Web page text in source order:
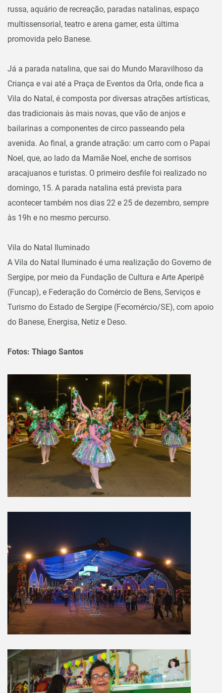
russa, aquário de recreação, paradas natalinas, espaço
multissensorial, teatro e arena gamer, esta última
promovida pelo Banese.
Já a parada natalina, que sai do Mundo Maravilhoso da
Criança e vai até a Praça de Eventos da Orla, onde fica a
Vila do Natal, é composta por diversas atrações artísticas,
das tradicionais às mais novas, que vão de anjos e
bailarinas a componentes de circo passeando pela
avenida. Ao final, a grande atração: um carro com o Papai
Noel, que, ao lado da Mamãe Noel, enche de sorrisos
aracajuanos e turistas. O primeiro desfile foi realizado no
domingo, 15. A parada natalina está prevista para
acontecer também nos dias 22 e 25 de dezembro, sempre
às 19h e no mesmo percurso.
Vila do Natal Iluminado
A Vila do Natal Iluminado é uma realização do Governo de
Sergipe, por meio da Fundação de Cultura e Arte Aperipê
(Funcap), e Federação do Comércio de Bens, Serviços e
Turismo do Estado de Sergipe (Fecomércio/SE), com apoio
do Banese, Energisa, Netiz e Deso.
Fotos: Thiago Santos